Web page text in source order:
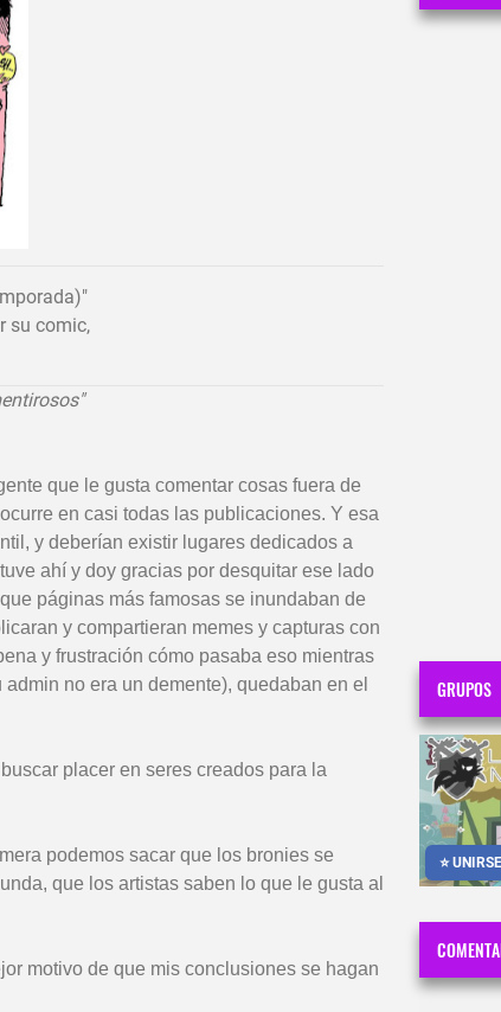
su comic,
que le gusta comentar cosas fuera de
en casi todas las publicaciones. Y esa
y deberían existir lugares dedicados a
ahí y doy gracias por desquitar ese lado
páginas más famosas se inundaban de
y compartieran memes y capturas con
y frustración cómo pasaba eso mientras
no era un demente), quedaban en el
placer en seres creados para la
podemos sacar que los bronies se
que los artistas saben lo que le gusta al
motivo de que mis conclusiones se hagan
GRUPOS
⭐